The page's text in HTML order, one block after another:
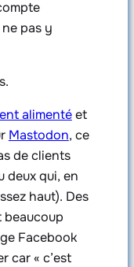
pas y
alimentéet
Mastodon, ce
de clients
deux qui, en
haut). Des
beaucoup
Facebook
car « c’est